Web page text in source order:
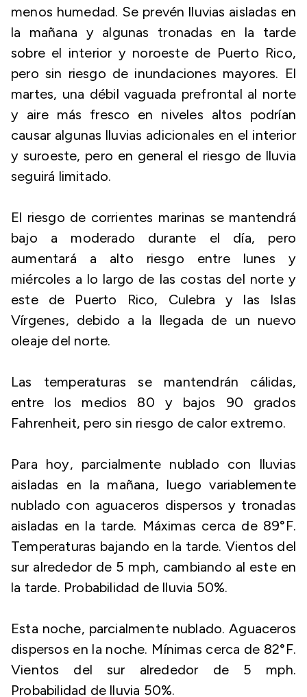
menos humedad. Se prevén lluvias aisladas en
la mañana y algunas tronadas en la tarde
sobre el interior y noroeste de Puerto Rico,
pero sin riesgo de inundaciones mayores. El
martes, una débil vaguada prefrontal al norte
y aire más fresco en niveles altos podrían
causar algunas lluvias adicionales en el interior
y suroeste, pero en general el riesgo de lluvia
seguirá limitado.
El riesgo de corrientes marinas se mantendrá
bajo a moderado durante el día, pero
aumentará a alto riesgo entre lunes y
miércoles a lo largo de las costas del norte y
este de Puerto Rico, Culebra y las Islas
Vírgenes, debido a la llegada de un nuevo
oleaje del norte.
Las temperaturas se mantendrán cálidas,
entre los medios 80 y bajos 90 grados
Fahrenheit, pero sin riesgo de calor extremo.
Para hoy, parcialmente nublado con lluvias
aisladas en la mañana, luego variablemente
nublado con aguaceros dispersos y tronadas
aisladas en la tarde. Máximas cerca de 89°F.
Temperaturas bajando en la tarde. Vientos del
sur alrededor de 5 mph, cambiando al este en
la tarde. Probabilidad de lluvia 50%.
Esta noche, parcialmente nublado. Aguaceros
dispersos en la noche. Mínimas cerca de 82°F.
Vientos del sur alrededor de 5 mph.
Probabilidad de lluvia 50%.